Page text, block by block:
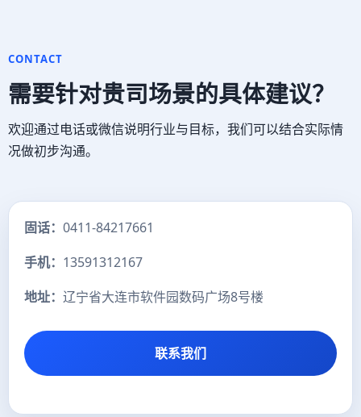
CONTACT
需要针对贵司场景的具体建议？
欢迎通过电话或微信说明行业与目标，我们可以结合实际情
况做初步沟通。
固话： 0411-84217661
手机： 13591312167
地址： 辽宁省大连市软件园数码广场8号楼
联系我们